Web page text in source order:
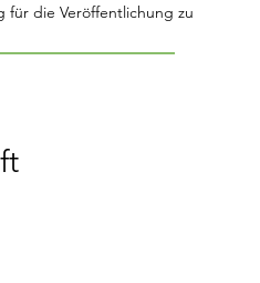
für die Veröffentlichung zu